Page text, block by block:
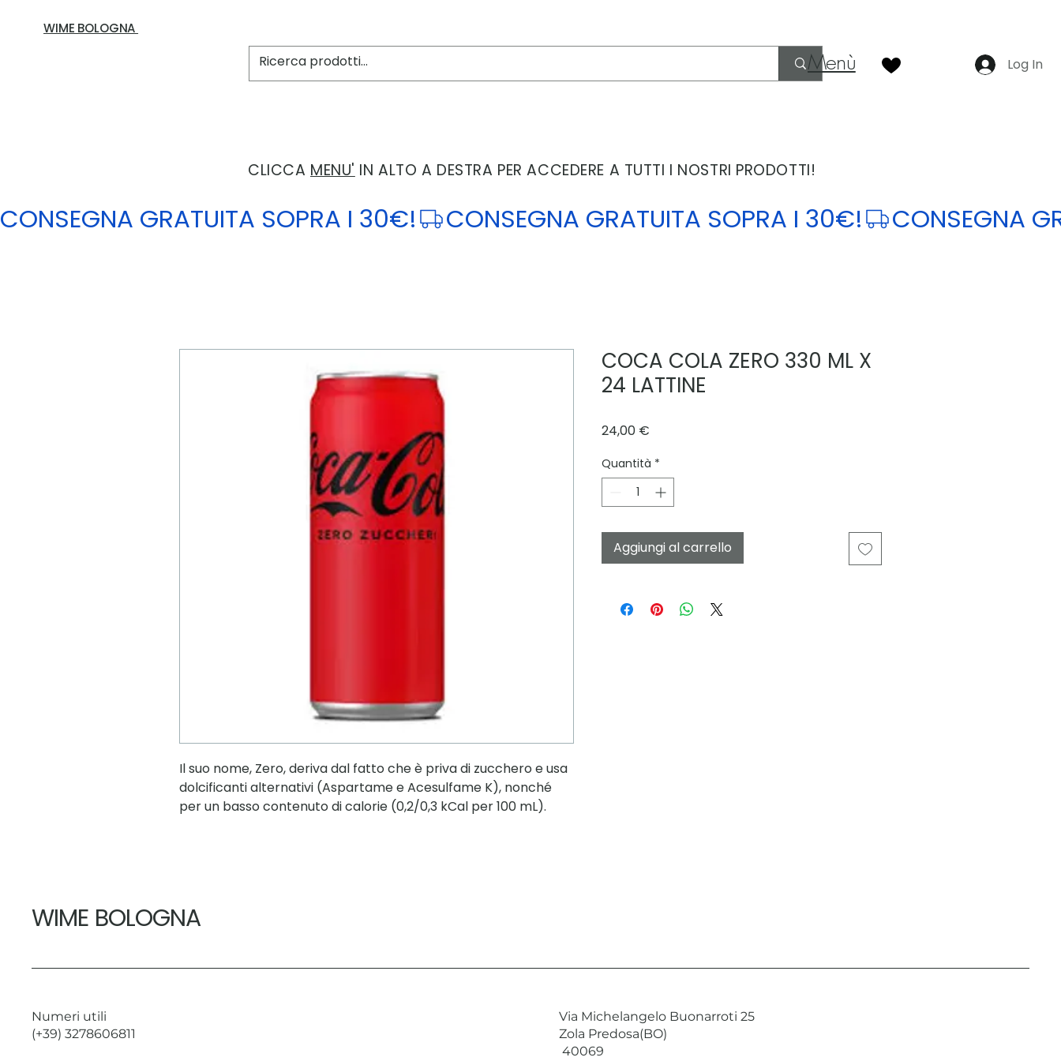
WIME BOLOGNA
CLICCA MENU' IN ALTO A DESTRA PER ACCEDERE A TUTTI I NOSTRI PRODOTTI!
Menù Log In
CONSEGNA GRATUITA SOPRA I 30€!
Il suo nome, Zero, deriva dal fatto che è priva di zucchero e usa
dolcificanti alternativi (Aspartame e Acesulfame K), nonché
per un basso contenuto di calorie (0,2/0,3 kCal per 100 mL).
COCA COLA ZERO 330 ML X
24 LATTINE
24,00 €
Quantità *
Aggiungi al carrello
WIME BOLOGNA
Numeri utili
(+39) 3278606811
Via Michelangelo Buonarroti 25
Zola Predosa(BO)
40069